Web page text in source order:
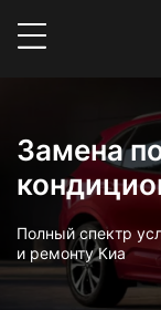
Замена
Полный спектр
и ремонту Киа